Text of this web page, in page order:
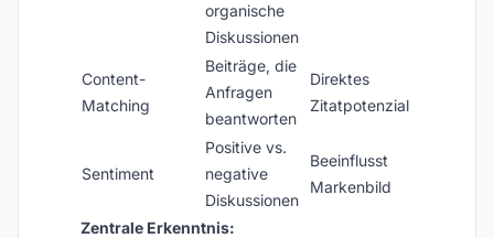
organische
Diskussionen
Content-
Matching
Beiträge, die
Anfragen
beantworten
Direktes
Zitatpotenzial
Sentiment
Positive vs.
negative
Diskussionen
Beeinflusst
Markenbild
Zentrale Erkenntnis: